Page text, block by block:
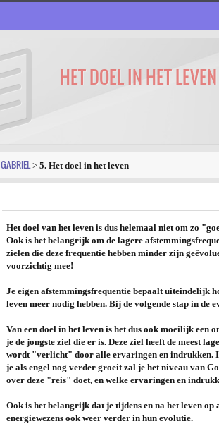
HET DOEL IN HET LEVEN
GABRIEL > 5. Het doel in het leven
Het doel van het leven is dus helemaal niet om zo
Ook is het belangrijk om de lagere
zielen die deze frequentie hebben minder zijn
voorzichtig mee!
Je eigen afstemmingsfrequentie bepaalt uiteindelijk
leven meer nodig hebben. Bij de volgende stap in de
Van een doel in het leven is het dus ook moeilijk een
je de jongste ziel die er is. Deze ziel heeft de meest
wordt "verlicht" door alle ervaringen en indrukken.
je als engel nog verder groeit zal je het niveau van
over deze "reis" doet, en welke ervaringen en
Ook is het belangrijk dat je tijdens en na het leven
energiewezens ook weer verder in hun evolutie.